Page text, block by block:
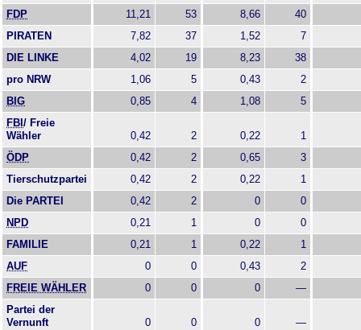
FDP
11,21 53 8,66
40
PIRATEN
7,82 37 1,52
7
DIE LINKE
4,02 19 8,23
38
pro NRW
1,06 5 0,43
2
BIG
0,85 4 1,08
5
FBI / Freie
Wähler
0,42 2 0,22
1
ÖDP
0,42 2 0,65
3
Tierschutzpartei
0,42 2 0,22
1
Die PARTEI
0,42 2 0
0
NPD
0,21 1 0
0
FAMILIE
0,21 1 0,22
1
AUF
0 0 0,43
2
FREIE WÄHLER
0 0 0
—
Partei der
Vernunft
0 0 0 —